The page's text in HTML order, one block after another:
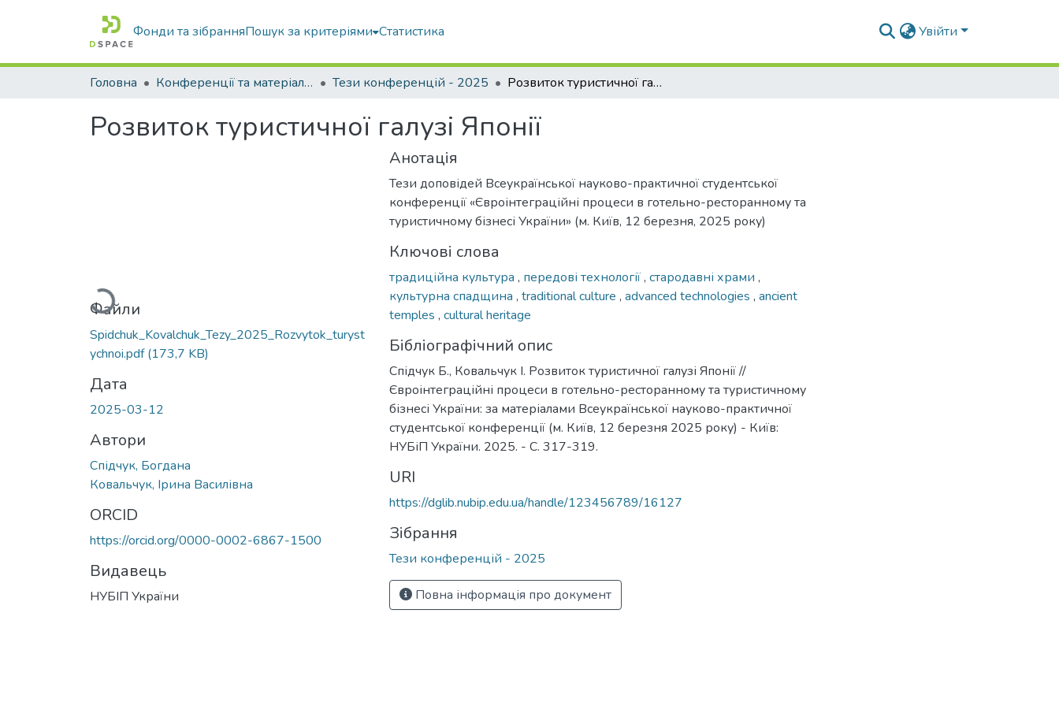
Фонди та зібранняПошук за критеріями Статистика Увійти
Головна Конференції та матеріали конференцій Тези конференцій - 2025 Розвиток туристичної галузі Японії
Розвиток туристичної галузі Японії
Вантажиться...
Файли
Spidchuk_Kovalchuk_Tezy_2025_Rozvytok_turyst
ychnoi.pdf(173,7 KB)
Дата
2025-03-12
Автори
Спідчук, Богдана
Ковальчук, Ірина Василівна
ORCID
https://orcid.org/0000-0002-6867-1500
Видавець
НУБІП України
Анотація
Тези доповідей Всеукраїнської науково-практичної студентської
конференції «Євроінтеграційні процеси в готельно-ресторанному та
туристичному бізнесі України» (м. Київ, 12 березня, 2025 року)
Ключові слова
традиційна культура , передові технології, стародавні храми ,
культурна спадщина , traditional culture , advanced technologies , ancient
temples , cultural heritage
Бібліографічний опис
Спідчук Б., Ковальчук І. Розвиток туристичної галузі Японії //
Євроінтеграційні процеси в готельно-ресторанному та туристичному
бізнесі України: за матеріалами Всеукраїнської науково-практичної
студентської конференції (м. Київ, 12 березня 2025 року) - Київ:
НУБіП України. 2025. - С. 317-319.
URI
https://dglib.nubip.edu.ua/handle/123456789/16127
Зібрання
Тези конференцій - 2025
Повна інформація про документ